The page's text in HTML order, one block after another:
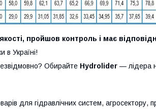
пройшов контроль і має
в Україні!
Обирайте Hydrolider — лідера
для гідравлічних систем, агросектору,